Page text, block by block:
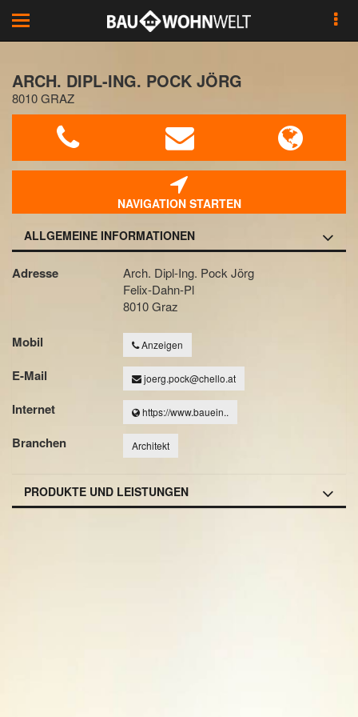
Toggle
navigation
ARCH. DIPL-ING. POCK JÖRG
8010 GRAZ
NAVIGATION STARTEN
ALLGEMEINE INFORMATIONEN
Adresse
Arch. Dipl-Ing. Pock Jörg
Felix-Dahn-Pl
8010 Graz
Mobil Anzeigen
E-Mail joerg.pock@chello.at
Internet https://www.bauein..
Branchen Architekt
PRODUKTE UND LEISTUNGEN